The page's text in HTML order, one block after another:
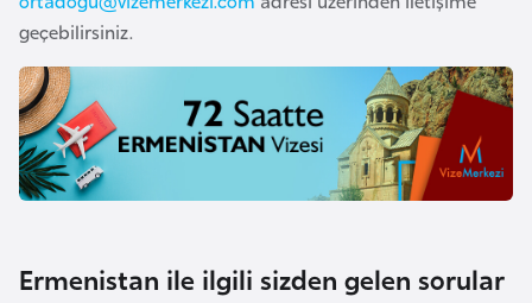
geçebilirsiniz.
Ermenistan ile ilgili sizden gelen sorular
a
t
i
k
K
o
o